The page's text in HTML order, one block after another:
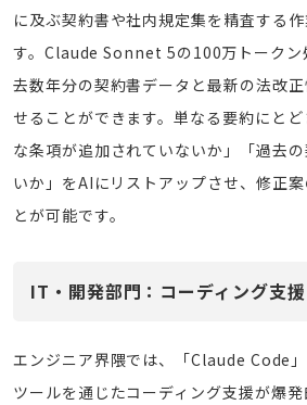
に及ぶ契約書や社内規定集を精査する
す。Claude Sonnet 5の100万トークン
去数年分の契約書データと最新の法改
せることができます。単なる要約にと
な条項が追加されていないか」「過去
いか」をAIにリストアップさせ、修正
とが可能です。
IT・開発部門：コーディング支
エンジニア界隈では、「Claude Code
ツールを通じたコーディング支援が爆発